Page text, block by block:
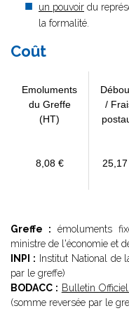
un pouvoir du
la formalité.
Coût
Emoluments
du Greffe
(HT)
/
8,08 €
Greffe : émoluments
ministre de l'économie et
INPI : Institut National de
par le greffe)
BODACC : Bulletin
(somme reversée par le